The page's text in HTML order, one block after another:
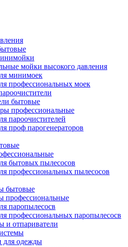
мойки высокого давления
минимоек
профессиональных моек
бытовые
профессиональные
пароочистителей
проф парогенераторов
бытовых пылесосов
профессиональных пылесосов
бытовые
профессиональные
паропылесосв
профессиональных паропылесосв
и отпариватели
для одежды